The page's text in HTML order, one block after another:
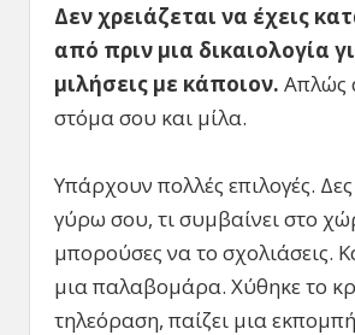
Δεν χρειάζεται να έχεις
από πριν μια δικαιολογία
μιλήσεις με κάποιον. Απλώς
στόμα σου και μίλα.
Υπάρχουν πολλές επιλογές. Δες
γύρω σου, τι συμβαίνει στο
μπορούσες να το σχολιάσεις.
μια παλαβομάρα. Χύθηκε το
τηλεόραση, παίζει μια